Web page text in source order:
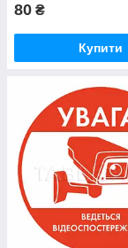
80 ₴
Купити